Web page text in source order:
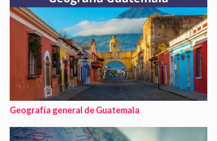
Geografía general de Guatemala